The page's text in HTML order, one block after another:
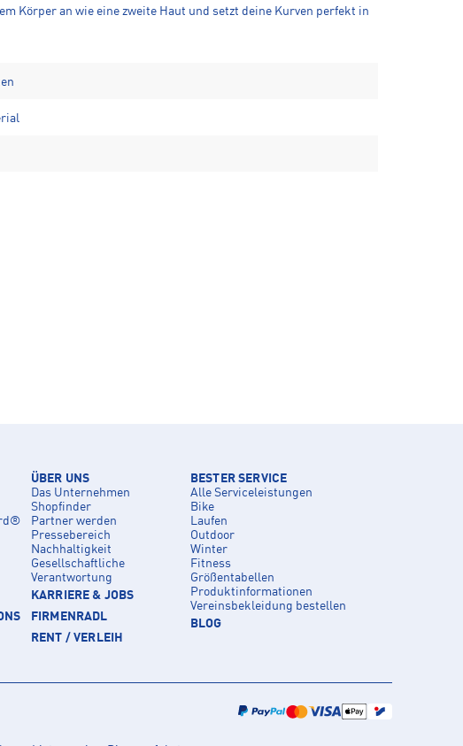
Körper an wie eine zweite Haut und setzt deine Kurven perfekt in
ÜBER UNS
Das Unternehmen
Shopfinder
Partner werden
Pressebereich
Nachhaltigkeit
Gesellschaftliche
Verantwortung
KARRIERE & JOBS
FIRMENRADL
RENT / VERLEIH
BESTER SERVICE
Alle Serviceleistungen
Bike
Laufen
Outdoor
Winter
Fitness
Größentabellen
Produktinformationen
Vereinsbekleidung bestellen
BLOG